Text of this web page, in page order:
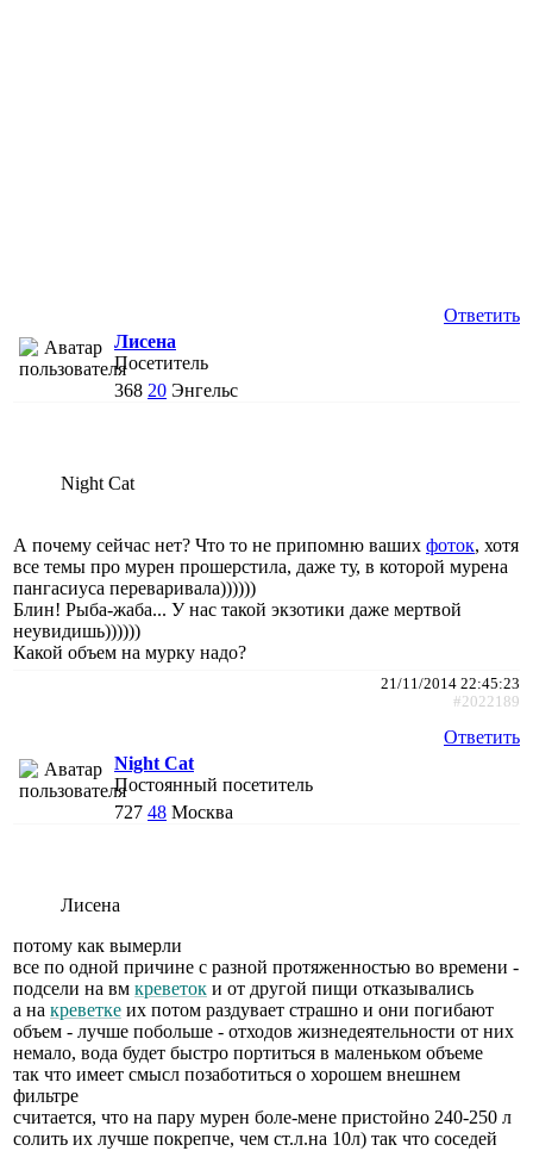
Ответить
Лисена
Посетитель
368 20 Энгельс
Night Cat
А почему сейчас нет? Что то не припомню ваших фоток, хотя
все темы про мурен прошерстила, даже ту, в которой мурена
пангасиуса переваривала))))))
Блин! Рыба-жаба... У нас такой экзотики даже мертвой
неувидишь))))))
Какой объем на мурку надо?
21/11/2014 22:45:23
#2022189
Ответить
Night Cat
Постоянный посетитель
727 48 Москва
Лисена
потому как вымерли
все по одной причине с разной протяженностью во времени -
подсели на вм креветок и от другой пищи отказывались
а на креветке их потом раздувает страшно и они погибают
объем - лучше побольше - отходов жизнедеятельности от них
немало, вода будет быстро портиться в маленьком объеме
так что имеет смысл позаботиться о хорошем внешнем
фильтре
считается, что на пару мурен боле-мене пристойно 240-250 л
солить их лучше покрепче, чем ст.л.на 10л) так что соседей